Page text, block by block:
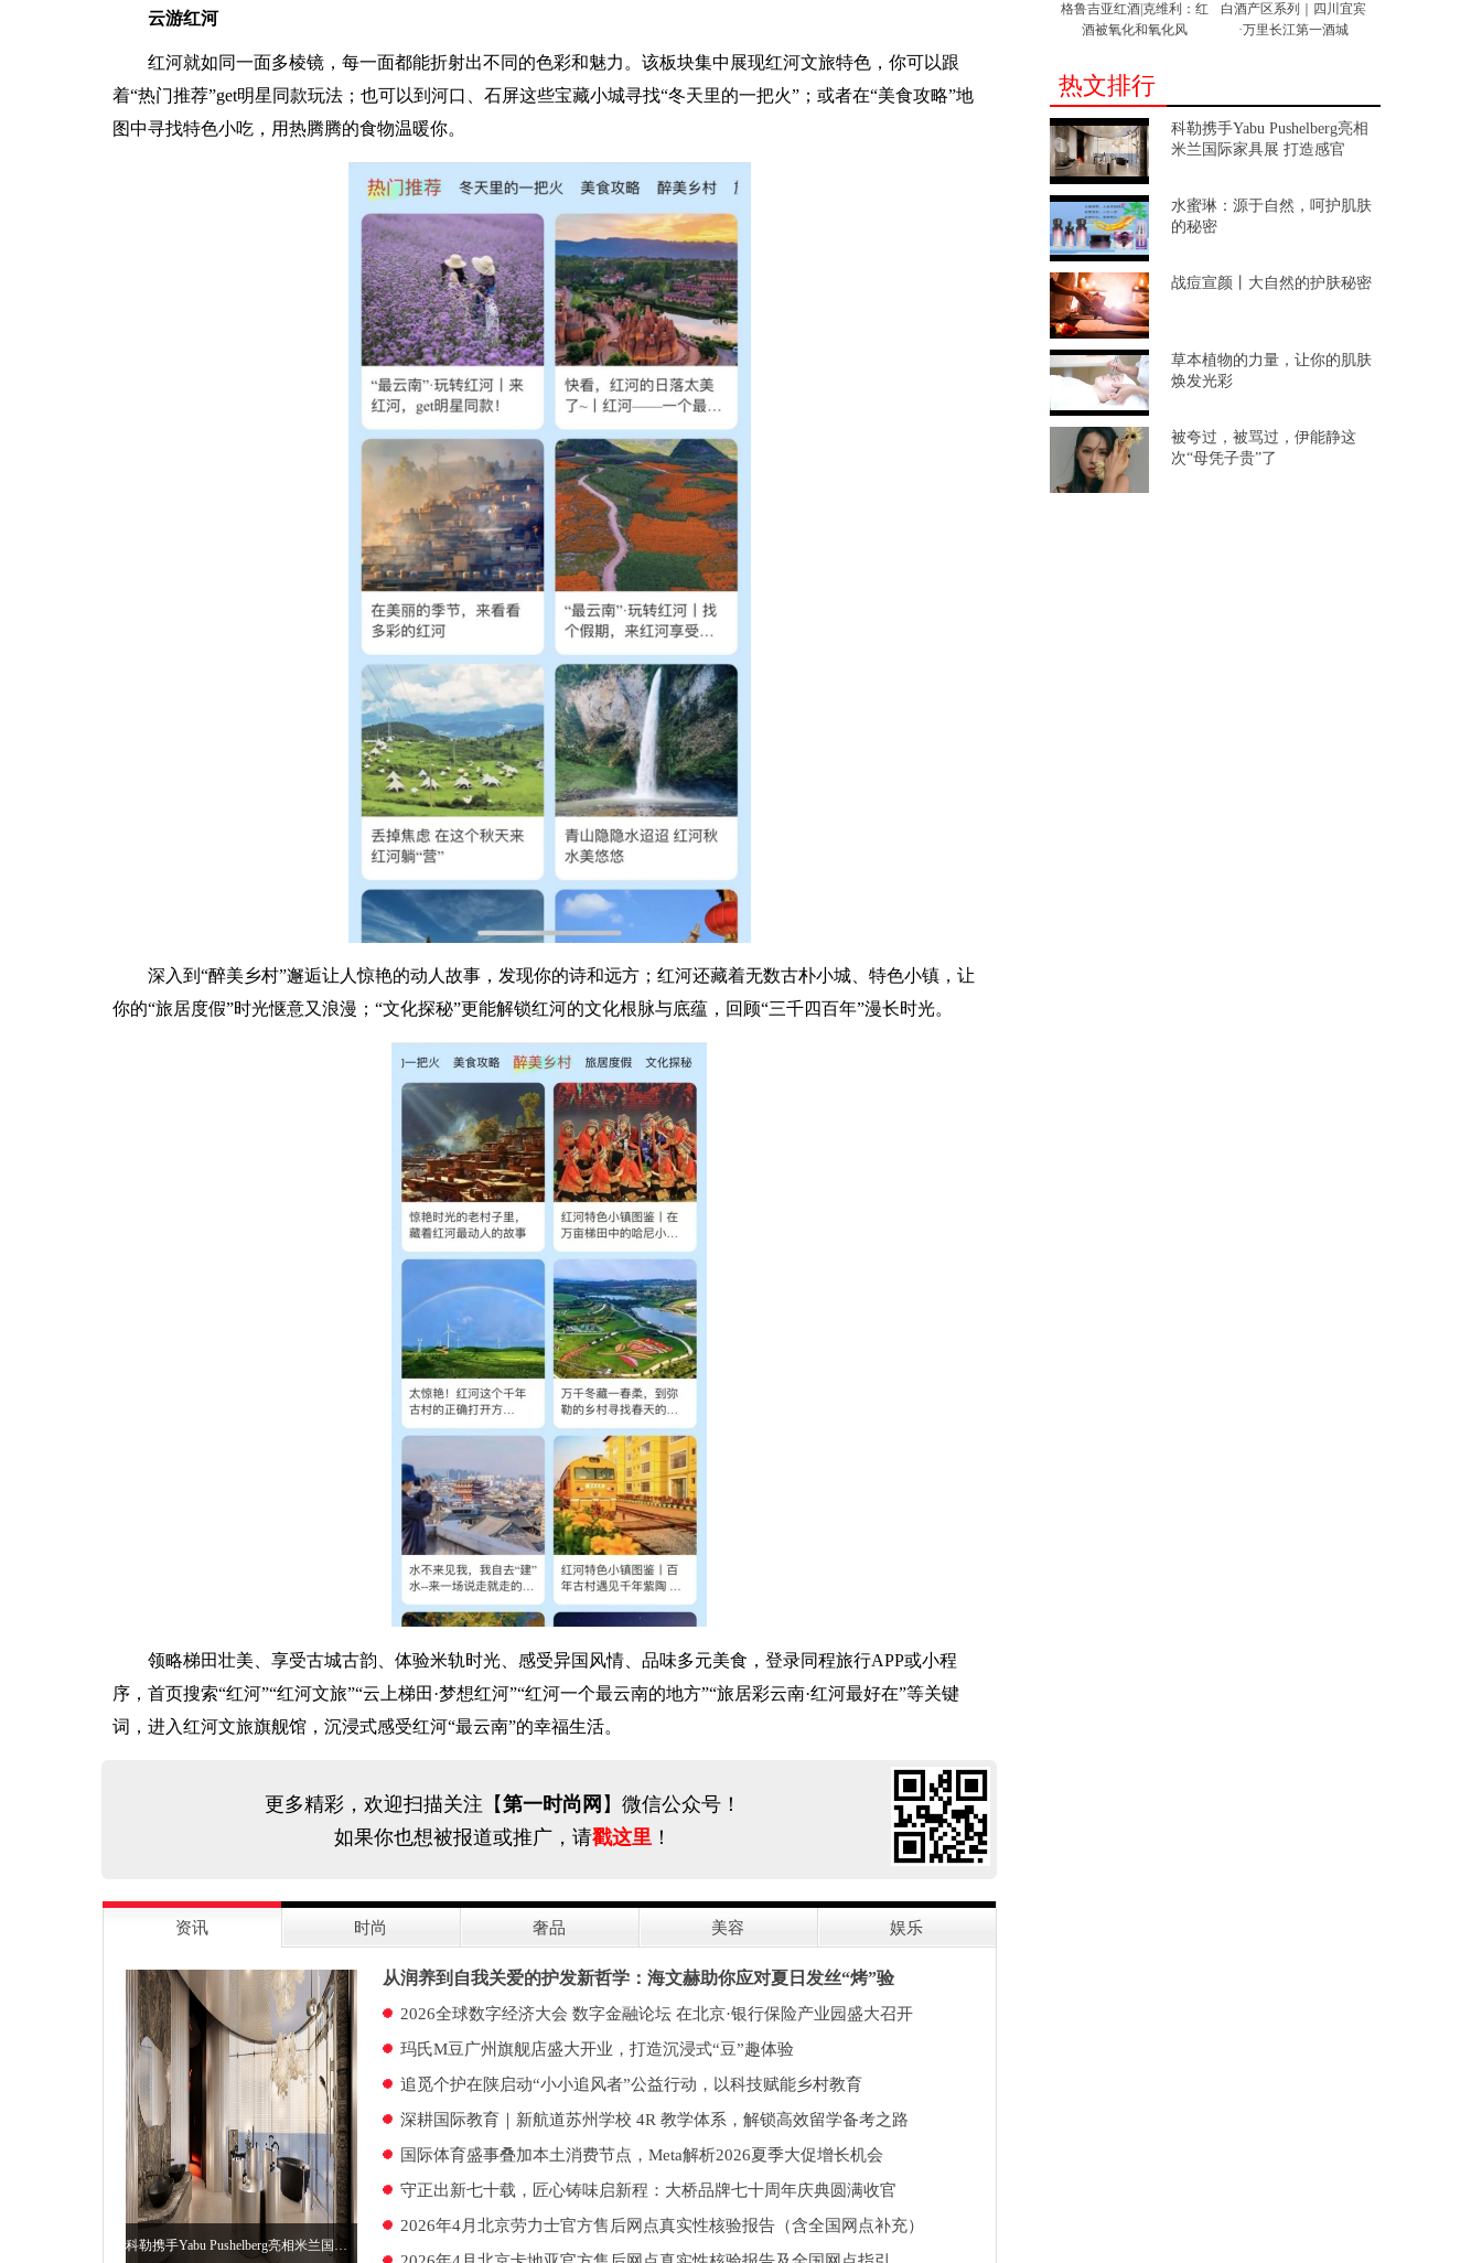
云游红河
红河就如同一面多棱镜，每一面都能折射出不同的色彩和魅力。该板块集中展现红河文旅特色，你可以跟
着“热门推荐”get明星同款玩法；也可以到河口、石屏这些宝藏小城寻找“冬天里的一把火”；或者在“美食攻略”地
图中寻找特色小吃，用热腾腾的食物温暖你。
深入到“醉美乡村”邂逅让人惊艳的动人故事，发现你的诗和远方；红河还藏着无数古朴小城、特色小镇，让
你的“旅居度假”时光惬意又浪漫；“文化探秘”更能解锁红河的文化根脉与底蕴，回顾“三千四百年”漫长时光。
领略梯田壮美、享受古城古韵、体验米轨时光、感受异国风情、品味多元美食，登录同程旅行APP或小程
序，首页搜索“红河”“红河文旅”“云上梯田·梦想红河”“红河一个最云南的地方”“旅居彩云南·红河最好在”等关键
词，进入红河文旅旗舰馆，沉浸式感受红河“最云南”的幸福生活。
更多精彩，欢迎扫描关注【第一时尚网 】微信公众号！
如果你也想被报道或推广，请戳这里 ！
资讯 时尚 奢品 美容 娱乐
科勒携手Yabu Pushelberg亮相米兰国际家具展 打造感官之旅 探索高端生活方式
从润养到自我关爱的护发新哲学：海文赫助你应对夏日发丝“烤”验
2026全球数字经济大会 数字金融论坛 在北京·银行保险产业园盛大召开
玛氏M豆广州旗舰店盛大开业，打造沉浸式“豆”趣体验
追觅个护在陕启动“小小追风者”公益行动，以科技赋能乡村教育
深耕国际教育｜新航道苏州学校 4R 教学体系，解锁高效留学备考之路
国际体育盛事叠加本土消费节点，Meta解析2026夏季大促增长机会
守正出新七十载，匠心铸味启新程：大桥品牌七十周年庆典圆满收官
2026年4月北京劳力士官方售后网点真实性核验报告（含全国网点补充）
格鲁吉亚红酒|克维利：红
酒被氧化和氧化风
白酒产区系列｜四川宜宾
·万里长江第一酒城
热文排行
科勒携手Yabu Pushelberg亮相
米兰国际家具展 打造感官
水蜜琳：源于自然，呵护肌肤
的秘密
战痘宣颜丨大自然的护肤秘密
草本植物的力量，让你的肌肤
焕发光彩
被夸过，被骂过，伊能静这
次“母凭子贵”了